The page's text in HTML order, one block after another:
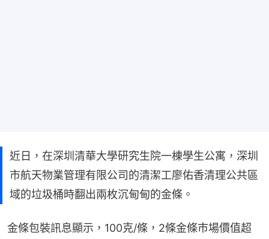
近日，在深圳清華大學研究生院一棟學生公寓，深圳
市航天物業管理有限公司的清潔工廖佑香清理公共區
域的垃圾桶時翻出兩枚沉甸甸的金條。
金條包裝訊息顯示，100克/條，2條金條市場價值超